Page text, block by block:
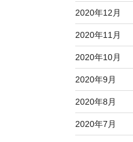
2020年12月
2020年11月
2020年10月
2020年9月
2020年8月
2020年7月